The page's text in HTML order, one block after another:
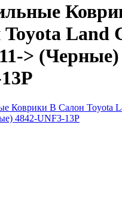
Land
> (Черные)